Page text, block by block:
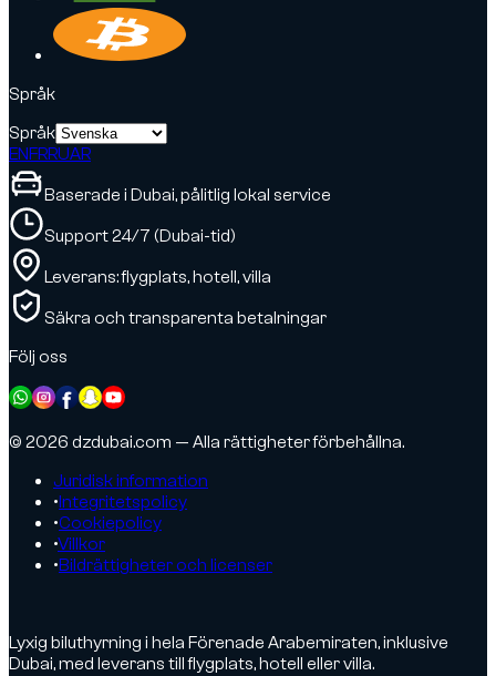
Språk
Språk
EN FRRUAR
Baserade i Dubai, pålitlig lokal service
Support 24/7 (Dubai-tid)
Leverans: flygplats, hotell, villa
Säkra och transparenta betalningar
Följ oss
© 2026 dzdubai.com — Alla rättigheter förbehållna.
Juridisk information
• Integritetspolicy
•Cookiepolicy
•Villkor
•Bildrättigheter och licenser
Lyxig biluthyrning i hela Förenade Arabemiraten, inklusive
Dubai, med leverans till flygplats, hotell eller villa.